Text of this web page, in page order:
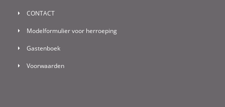
CONTACT
Modelformulier voor herroeping
Gastenboek
Voorwaarden